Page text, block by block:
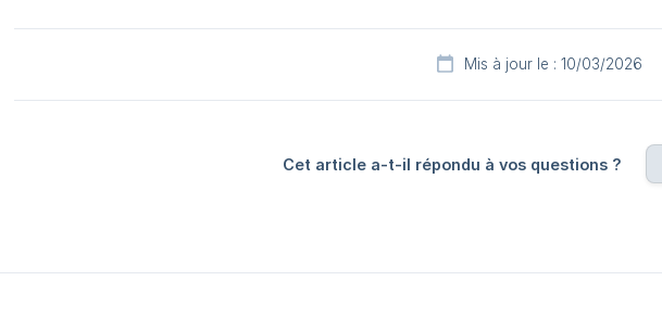
Mis à jour le : 10/03/2026
Cet article a-t-il répondu à vos questions ?